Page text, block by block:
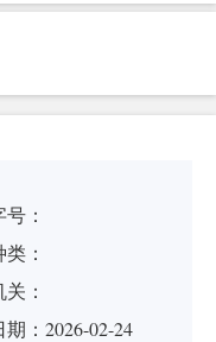
：
：
：
期：2026-02-24